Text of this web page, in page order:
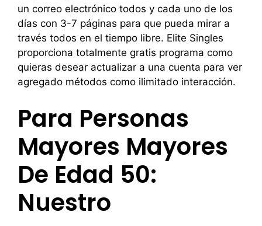
un correo electrónico todos y cada uno de los
días con 3-7 páginas para que pueda mirar a
través todos en el tiempo libre. Elite Singles
proporciona totalmente gratis programa como
quieras desear actualizar a una cuenta para ver
agregado métodos como ilimitado interacción.
Para Personas
Mayores Mayores
De Edad 50:
Nuestro